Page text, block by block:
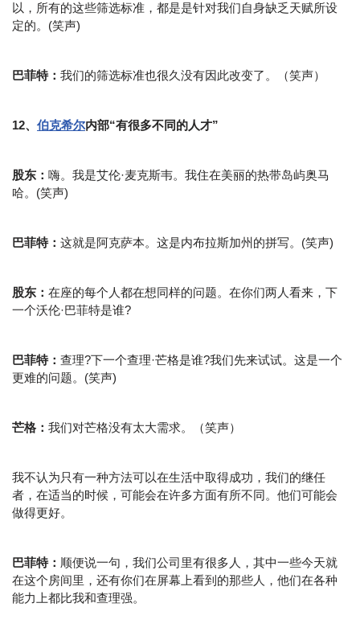
以，所有的这些筛选标准，都是是针对我们自身缺乏天赋所设
定的。(笑声)
巴菲特： 我们的筛选标准也很久没有因此改变了。（笑声）
12、 伯克希尔内部“有很多不同的人才”
股东： 嗨。我是艾伦·麦克斯韦。我住在美丽的热带岛屿奥马
哈。(笑声)
巴菲特： 这就是阿克萨本。这是内布拉斯加州的拼写。(笑声)
股东： 在座的每个人都在想同样的问题。在你们两人看来，下
一个沃伦·巴菲特是谁?
巴菲特： 查理?下一个查理·芒格是谁?我们先来试试。这是一个
更难的问题。(笑声)
芒格： 我们对芒格没有太大需求。（笑声）
我不认为只有一种方法可以在生活中取得成功，我们的继任
者，在适当的时候，可能会在许多方面有所不同。他们可能会
做得更好。
巴菲特： 顺便说一句，我们公司里有很多人，其中一些今天就
在这个房间里，还有你们在屏幕上看到的那些人，他们在各种
能力上都比我和查理强。